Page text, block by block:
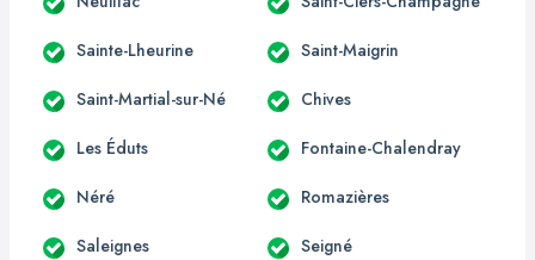
Sainte-Lheurine Saint-Maigrin
Saint-Martial-sur-Né Chives
Les Éduts Fontaine-Chalendray
Néré Romazières
Saleignes Seigné